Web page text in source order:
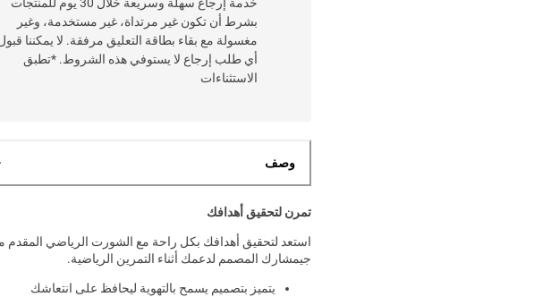
خدمة إرجاع سهلة وسريعة خلال 30 يوم للمنتجات
بشرط أن تكون غير مرتداة، غير مستخدمة، وغير
مغسولة مع بقاء بطاقة التعليق مرفقة. لا يمكننا
أي طلب إرجاع لا يستوفي هذه الشروط. *تطبق
الاستثناءات
وصف
تمرن لتحقيق أهدافك
استعد لتحقيق أهدافك بكل راحة مع الشورت الرياضي المقدم
جيمشارك المصمم لدعمك أثناء التمرين الرياضية.
يتميز بتصميم يسمح بالتهوية ليحافظ على انتعاشك